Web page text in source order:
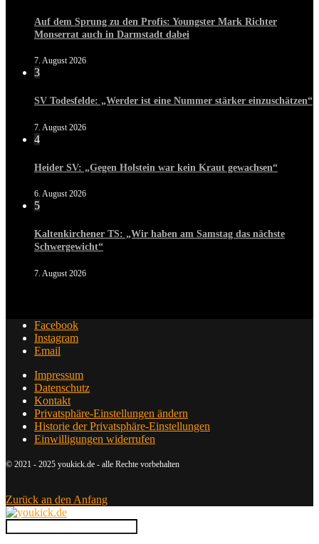
Auf dem Sprung zu den Profis: Youngster Mark Richter
Monserrat auch in Darmstadt dabei
7. August 2026
3
SV Todesfelde: „Werder ist eine Nummer stärker einzuschätzen“
7. August 2026
4
Heider SV: „Gegen Holstein war kein Kraut gewachsen“
6. August 2026
5
Kaltenkirchener TS: „Wir haben am Samstag das nächste
Schwergewicht“
7. August 2026
Facebook
Instagram
Email
Impressum
Datenschutz
Kontakt
Privatsphäre-Einstellungen ändern
Historie der Privatsphäre-Einstellungen
Einwilligungen widerrufen
© 2021 - 2025 youkick.de - alle Rechte vorbehalten
Zurück an den Anfang